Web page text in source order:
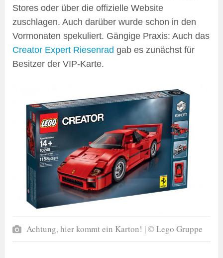
Stores oder über die offizielle Website
zuschlagen. Auch darüber wurde schon in den
Vormonaten spekuliert. Gängige Praxis: Auch das
Creator Expert Riesenrad gab es zunächst für
Besitzer der VIP-Karte.
Achtung, hier kommt ein Karton! | © Lego Gruppe